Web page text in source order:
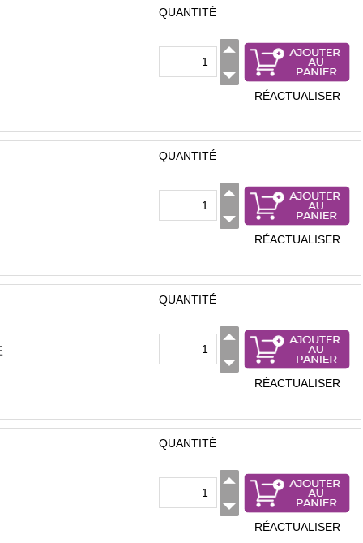
QUANTITÉ
RÉACTUALISER
QUANTITÉ
RÉACTUALISER
QUANTITÉ
RÉACTUALISER
QUANTITÉ
RÉACTUALISER